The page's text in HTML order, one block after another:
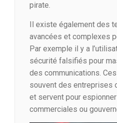
pirate.
Il existe également des
avancées et complexes
Par exemple il y a
sécurité falsifiés pour
des communications.
souvent des entreprises
et servent pour
commerciales ou